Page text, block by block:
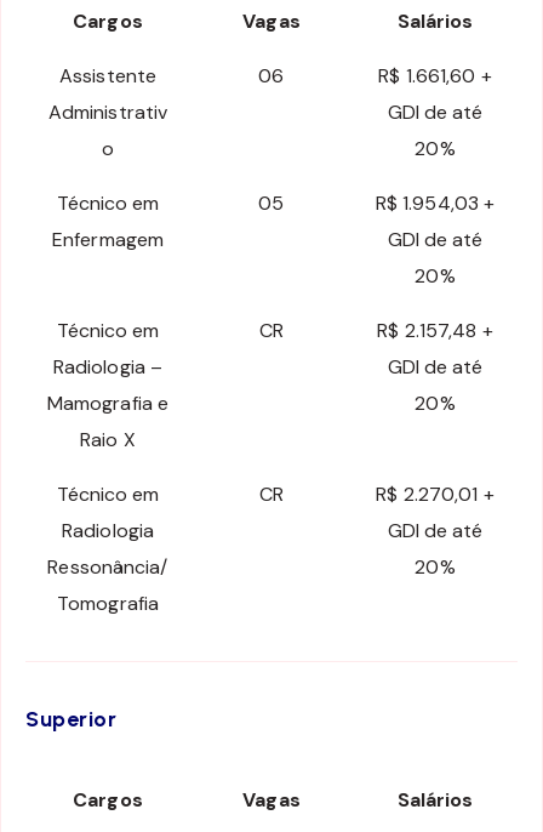
Cargos Vagas Salários
Assistente
Administrativ
o
06
R$ 1.661,60 +
GDI de até
20%
Técnico em
Enfermagem
05
R$ 1.954,03 +
GDI de até
20%
Técnico em
Radiologia –
Mamografia e
Raio X
CR
R$ 2.157,48 +
GDI de até
20%
Técnico em
Radiologia
Ressonância/
Tomografia
CR
R$ 2.270,01 +
GDI de até
20%
Superior
Cargos Vagas Salários